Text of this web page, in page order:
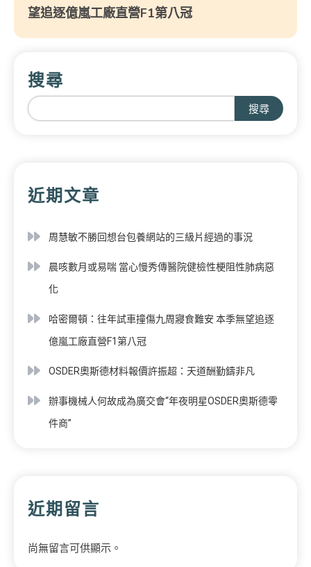
望追逐億嵐工廠直營F1第八冠
搜尋
搜尋
近期文章
周慧敏不勝回想台包養網站的三級片經過的事況
晨咳數月或易喘 當心慢秀傳醫院健檢性梗阻性肺病惡
化
哈密爾頓：往年試車撞傷九周寢食難安 本季無望追逐
億嵐工廠直營F1第八冠
OSDER奧斯德材料報價許振超：天道酬勤鑄非凡
辦事機械人何故成為廣交會“年夜明星OSDER奧斯德零
件商”
近期留言
尚無留言可供顯示。